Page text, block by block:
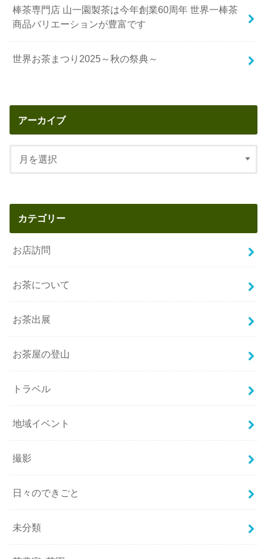
棒茶専門店 山一園製茶は今年創業60周年 世界一棒茶
商品バリエーションが豊富です
世界お茶まつり2025～秋の祭典～
アーカイブ
カテゴリー
お店訪問
お茶について
お茶出展
お茶屋の登山
トラベル
地域イベント
撮影
日々のできごと
未分類